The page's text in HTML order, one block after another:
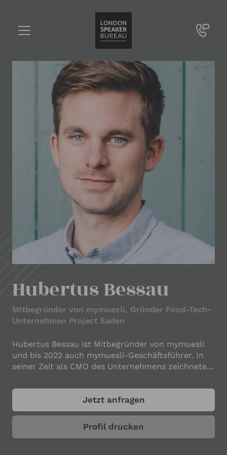
Hubertus Bessau
•••
Hubertus Bessau
Mitbegründer von mymuesli, Gründer Food-Tech-
Unternehmen Project Eaden
Hubertus Bessau ist Mitbegründer von mymuesli
und bis 2022 auch mymuesli-Geschäftsführer. In
seiner Zeit als CMO des Unternehmens zeichnete
Marketingkampagnen des Startups. Seit 2022 sitzt
er im Aufsichtsrat von mymuesli und ist weiterhin
Shareholder des Unternehmens. Hubertus Bessau
(*1981) studierte von 2001 bis 2006 BWL an der
Jetzt anfragen
Profil drucken
Sie haben Fragen?
+49 721 9209 8228
Hubertus Bessau
Online Anfrage
IHRE KONTAKTDATEN
Ihre Telefonnummer
Ihr Unternehmen